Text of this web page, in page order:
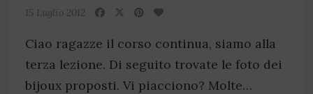
15 Luglio 2012
Ciao ragazze il corso continua, siamo alla
terza lezione. Di seguito trovate le foto dei
bijoux proposti. Vi piacciono? Molte…